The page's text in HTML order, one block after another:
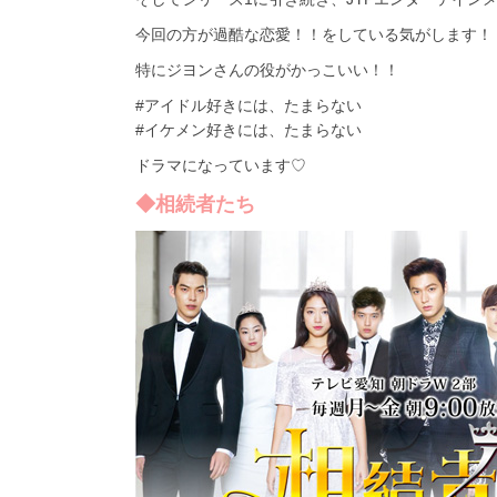
今回の方が過酷な恋愛！！をしている気がします！
特にジヨンさんの役がかっこいい！！
#アイドル好きには、たまらない
#イケメン好きには、たまらない
ドラマになっています♡
◆相続者たち